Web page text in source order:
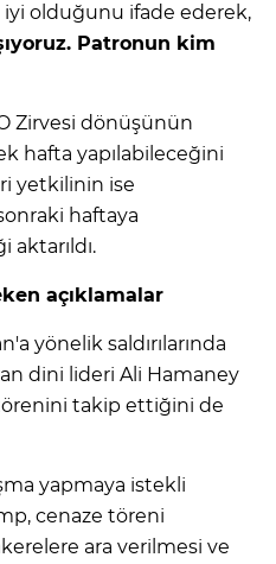
olduğunu ifade ederek,
Patronun kim
Zirvesi dönüşünün
hafta yapılabileceğini
yetkilinin ise
haftaya
açıklamalar
yönelik saldırılarında
dini lideri Ali Hamaney
takip ettiğini de
yapmaya istekli
cenaze töreni
ara verilmesi ve